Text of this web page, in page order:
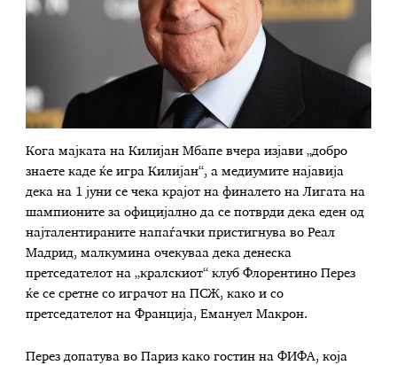
Кога мајката на Килијан Мбапе вчера изјави „добро
знаете каде ќе игра Килијан“, а медиумите најавија
дека на 1 јуни се чека крајот на финалето на Лигата на
шампионите за официјално да се потврди дека еден од
најталентираните напаѓачки пристигнува во Реал
Мадрид, малкумина очекуваа дека денеска
претседателот на „кралскиот“ клуб Флорентино Перез
ќе се сретне со играчот на ПСЖ, како и со
претседателот на Франција, Емануел Макрон.
Перез допатува во Париз како гостин на ФИФА, која